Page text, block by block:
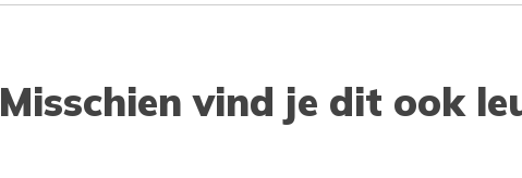
Misschien vind je dit ook